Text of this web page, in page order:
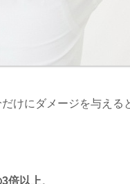
けにダメージを与え
倍以上。